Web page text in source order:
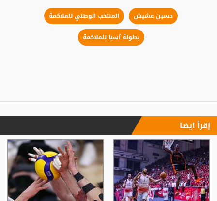
حسين عشيش
المنتخب الوطني للملاكمة
بطولة آسيا للملاكمة
إقرأ ايضا